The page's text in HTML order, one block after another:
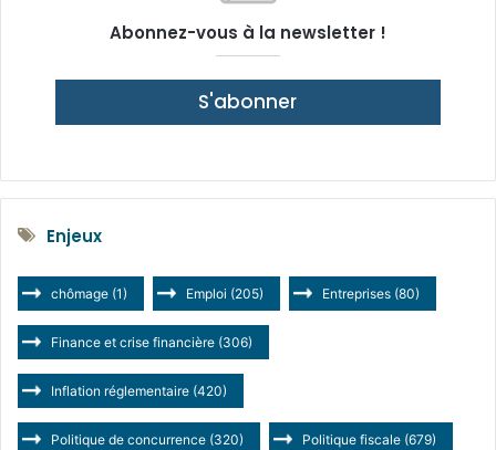
Abonnez-vous à la newsletter !
S'abonner
Enjeux
chômage (1) Emploi (205) Entreprises (80)
Finance et crise financière (306)
Inflation réglementaire (420)
Politique de concurrence (320) Politique fiscale (679)